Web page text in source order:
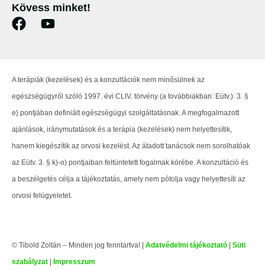
Kövess minket!
A terápiák (kezelések) és a konzultációk nem minősülnek az
egészségügyről szóló 1997. évi CLIV. törvény (a továbbiakban: Eütv.) 3. §
e) pontjában definiált egészségügyi szolgáltatásnak. A megfogalmazott
ajánlások, iránymutatások és a terápia (kezelések) nem helyettesítik,
hanem kiegészítik az orvosi kezelést. Az átadott tanácsok nem sorolhatóak
az Eütv. 3. § k)-o) pontjaiban feltüntetett fogalmak körébe. A konzultáció és
a beszélgetés célja a tájékoztatás, amely nem pótolja vagy helyettesíti az
orvosi felügyeletet.
© Tibold Zoltán – Minden jog fenntartva! | Adatvédelmi tájékoztató | Süti
szabályzat | Impresszum